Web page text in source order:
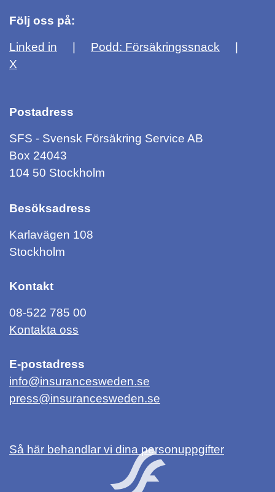
Följ oss på:
Linked in
Podd: Försäkringssnack
X
Postadress
SFS - Svensk Försäkring Service AB
Box 24043
104 50 Stockholm
Besöksadress
Karlavägen 108
Stockholm
Kontakt
08-522 785 00
Kontakta oss
E-postadress
info@insurancesweden.se
press@insurancesweden.se
Så här behandlar vi dina personuppgifter